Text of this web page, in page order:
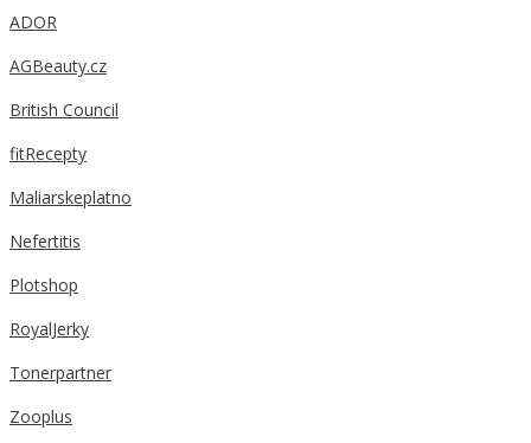
ADOR
AGBeauty.cz
British Council
fitRecepty
Maliarskeplatno
Nefertitis
Plotshop
RoyalJerky
Tonerpartner
Zooplus